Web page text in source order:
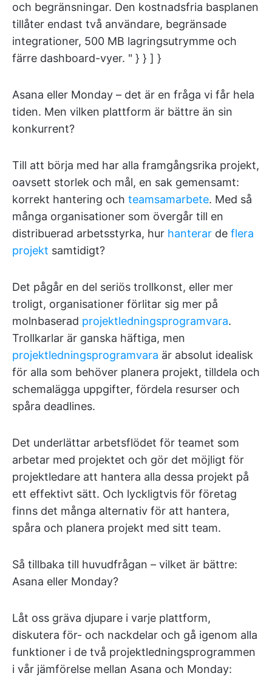
och begränsningar. Den kostnadsfria basplanen
tillåter endast två användare, begränsade
integrationer, 500 MB lagringsutrymme och
färre dashboard-vyer. " } } ] }
Asana eller Monday – det är en fråga vi får hela
tiden. Men vilken plattform är bättre än sin
konkurrent?
Till att börja med har alla framgångsrika projekt,
oavsett storlek och mål, en sak gemensamt:
korrekt hantering och teamsamarbete. Med så
många organisationer som övergår till en
distribuerad arbetsstyrka, hur hanterar de flera
projekt samtidigt?
Det pågår en del seriös trollkonst, eller mer
troligt, organisationer förlitar sig mer på
molnbaserad projektledningsprogramvara.
Trollkarlar är ganska häftiga, men
projektledningsprogramvara är absolut idealisk
för alla som behöver planera projekt, tilldela och
schemalägga uppgifter, fördela resurser och
spåra deadlines.
Det underlättar arbetsflödet för teamet som
arbetar med projektet och gör det möjligt för
projektledare att hantera alla dessa projekt på
ett effektivt sätt. Och lyckligtvis för företag
finns det många alternativ för att hantera,
spåra och planera projekt med sitt team.
Så tillbaka till huvudfrågan – vilket är bättre:
Asana eller Monday?
Låt oss gräva djupare i varje plattform,
diskutera för- och nackdelar och gå igenom alla
funktioner i de två projektledningsprogrammen
i vår jämförelse mellan Asana och Monday: